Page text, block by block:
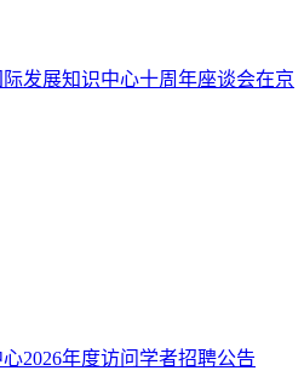
发展知识中心十周年座谈会在京
2026年度访问学者招聘公告